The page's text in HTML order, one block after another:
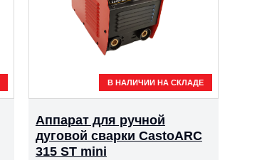
В НАЛИЧИИ НА СКЛАДЕ
Аппарат для ручной
дуговой сварки CastoARC
315 ST mini